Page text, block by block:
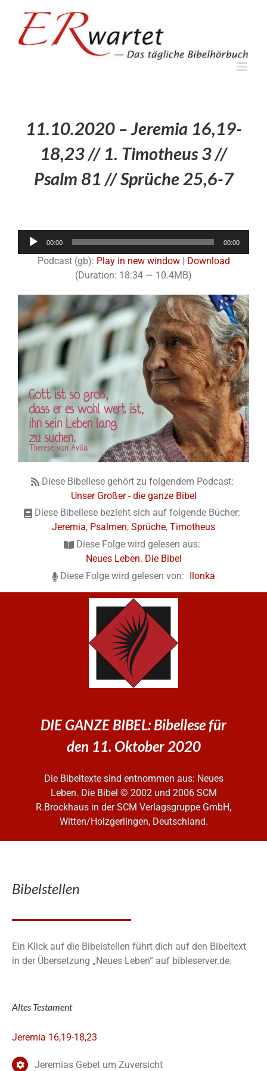
springen
11.10.2020 – Jeremia 16,19-
18,23 // 1. Timotheus 3 //
Psalm 81 // Sprüche 25,6-7
Audio-
00:00 00:00
Podcast (gb): Play in new window|
Download
(Duration: 18:34 — 10.4MB)
Diese Bibellese gehört zu folgendem Podcast:
Unser Großer - die ganze Bibel
Diese Bibellese bezieht sich auf folgende Bücher:
Jeremia, Psalmen, Sprüche, Timotheus
Diese Folge wird gelesen aus:
Neues Leben. Die Bibel
Diese Folge wird gelesen von: Ilonka
DIE GANZE BIBEL: Bibellese für
den 11. Oktober 2020
Die Bibeltexte sind entnommen aus: Neues
Leben. Die Bibel © 2002 und 2006 SCM
R.Brockhaus in der SCM Verlagsgruppe GmbH,
Witten/Holzgerlingen, Deutschland.
Bibelstellen
Ein Klick auf die Bibelstellen führt dich auf den Bibeltext
in der Übersetzung „Neues Leben“ auf bibleserver.de.
Altes Testament
Jeremia 16,19-18,23
Jeremias Gebet um Zuversicht